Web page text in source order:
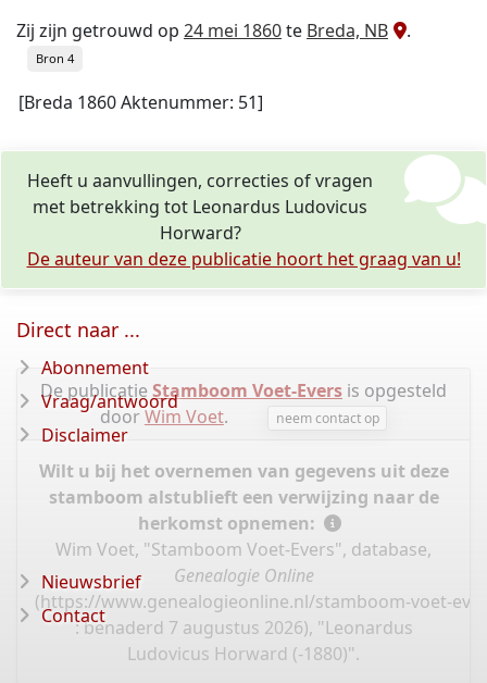
Zij zijn getrouwd op 24 mei 1860te Breda, NB .
Bron 4
[Breda 1860 Aktenummer: 51]
Heeft u aanvullingen, correcties of vragen
met betrekking tot Leonardus Ludovicus
Horward?
De auteur van deze publicatie hoort het graag van u!
De publicatie Stamboom Voet-Evers is opgesteld
doorWim Voet. neem contact op
Wilt u bij het overnemen van gegevens uit deze
stamboom alstublieft een verwijzing naar de
herkomst opnemen:
Wim Voet, "Stamboom Voet-Evers", database,
Genealogie Online
(https://www.genealogieonline.nl/stamboom-voet-
: benaderd 7 augustus 2026), "Leonardus
Ludovicus Horward (-1880)".
Direct naar ...
Abonnement
Vraag/antwoord
Disclaimer
Nieuwsbrief
Contact